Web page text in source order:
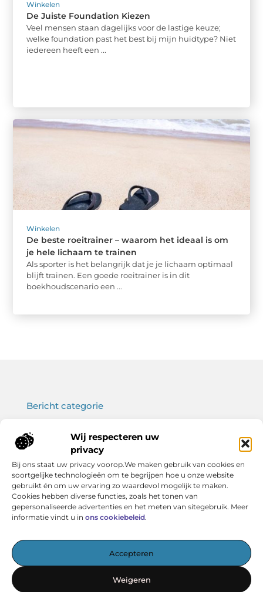
Wij respecteren uw
privacy
Bij ons staat uw privacy voorop.We maken gebruik van cookies en
soortgelijke technologieën om te begrijpen hoe u onze website
gebruikt én om uw ervaring zo waardevol mogelijk te maken.
Cookies hebben diverse functies, zoals het tonen van
gepersonaliseerde advertenties en het meten van sitegebruik. Meer
informatie vindt u in ons cookiebeleid.
Accepteren
Weigeren
Winkelen
De Juiste Foundation Kiezen
Veel mensen staan dagelijks voor de lastige keuze;
welke foundation past het best bij mijn huidtype? Niet
iedereen heeft een ...
Winkelen
De beste roeitrainer – waarom het ideaal is om
je hele lichaam te trainen
Als sporter is het belangrijk dat je je lichaam optimaal
blijft trainen. Een goede roeitrainer is in dit
boekhoudscenario een ...
Het startpunt voor kennis en inspiratie
— Verken boeiende artikelen, handige tips en verhelderende
vandaag nog wat Vereniging BERK voor jou in petto heeft!
Onze informatie
Bericht categorie